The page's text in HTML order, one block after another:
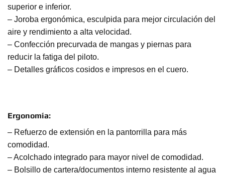
superior e inferior.
– Joroba ergonómica, esculpida para mejor circulación del
aire y rendimiento a alta velocidad.
– Confección precurvada de mangas y piernas para
reducir la fatiga del piloto.
– Detalles gráficos cosidos e impresos en el cuero.
Ergonomía:
– Refuerzo de extensión en la pantorrilla para más
comodidad.
– Acolchado integrado para mayor nivel de comodidad.
– Bolsillo de cartera/documentos interno resistente al agua